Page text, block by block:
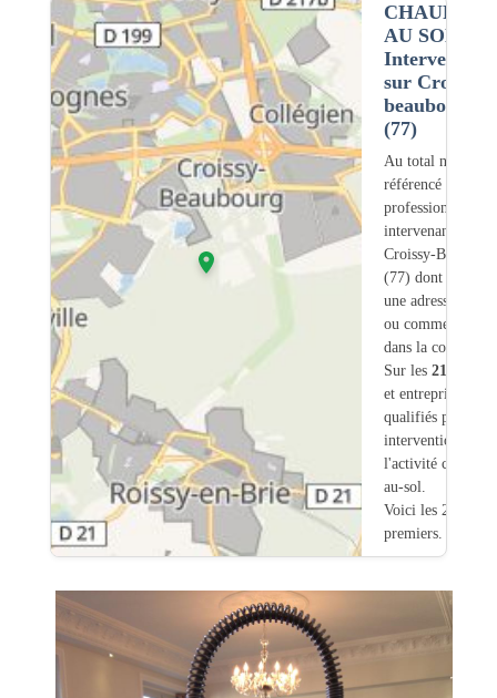
AU SOL
Intervention
sur Croissy-
beaubourg
(77)
Au total nous
référencé
professionnels
intervenant sur
Croissy-
(77) dont
une adresse légale
ou commerciale
dans la commune.
Sur les 213
et entreprises
qualifiés pour une
intervention sur
l'activité
au-sol.
Voici les 20
premiers.